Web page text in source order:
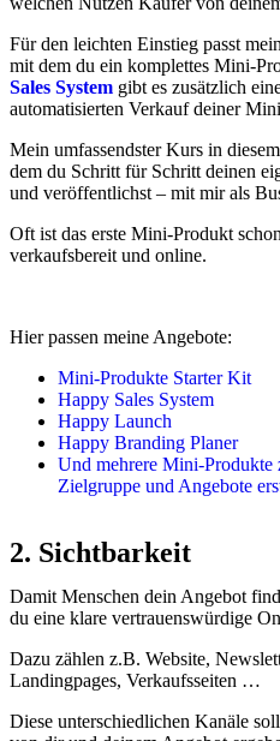
Für den leichten Einstieg passt mein
mit dem du ein komplettes Mini-
Sales System gibt es zusätzlich
automatisierten Verkauf deiner
Mein umfassendster Kurs in
dem du Schritt für Schritt deinen
und veröffentlichst – mit mir als
Oft ist das erste Mini-Produkt
verkaufsbereit und online.
Hier passen meine Angebote:
Mini-Produkte Starter Kit
Happy Sales System
Happy Launch
Happy Branding Planer
Und mehrere Mini-Produkte
Zielgruppe und Angebote
2. Sichtbarkeit
Damit Menschen dein Angebot
du eine klare vertrauenswürdige
Dazu zählen z.B. Website,
Landingpages, Verkaufsseiten …
Diese unterschiedlichen Kanäle